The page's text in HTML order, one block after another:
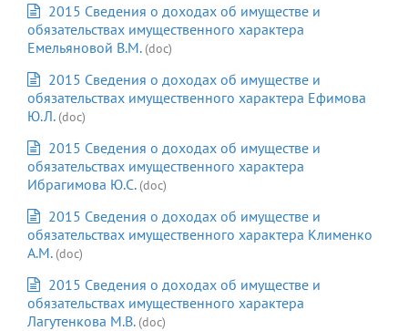
2015 Сведения о доходах об имуществе и
обязательствах имущественного характера
Емельяновой В.М. (doc)
2015 Сведения о доходах об имуществе и
обязательствах имущественного характера Ефимова
Ю.Л. (doc)
2015 Сведения о доходах об имуществе и
обязательствах имущественного характера
Ибрагимова Ю.С. (doc)
2015 Сведения о доходах об имуществе и
обязательствах имущественного характера Клименко
А.М. (doc)
2015 Сведения о доходах об имуществе и
обязательствах имущественного характера
Лагутенкова М.В. (doc)